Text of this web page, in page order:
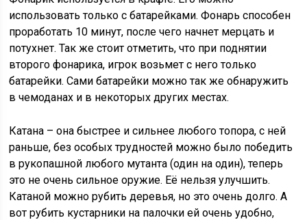
использовать только с батарейками. Фонарь способен
проработать 10 минут, после чего начнет мерцать и
потухнет. Так же стоит отметить, что при поднятии
второго фонарика, игрок возьмет с него только
батарейки. Сами батарейки можно так же обнаружить
в чемоданах и в некоторых других местах.
Катана – она быстрее и сильнее любого топора, с ней
раньше, без особых трудностей можно было победить
в рукопашной любого мутанта (один на один), теперь
это не очень сильное оружие. Её нельзя улучшить.
Катаной можно рубить деревья, но это очень долго. А
вот рубить кустарники на палочки ей очень удобно,